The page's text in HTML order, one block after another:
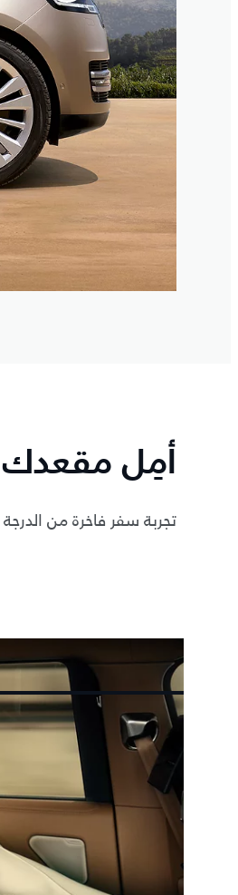
أمِل
تجربة سفر فاخرة من